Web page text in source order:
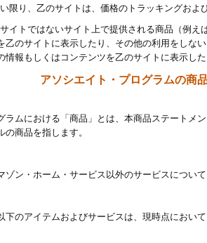
限り、乙のサイトは、価格のトラッキングお
イトではないサイト上で提供される商品（例
乙のサイトに表示したり、その他の利用をしな
情報もしくはコンテンツを乙のサイトに表示し
アソシエイト・プログラムの商
ラムにおける「商品」とは、本商品ステートメ
商品を指します。
ゾン・ホーム・サービス以外のサービスについ
下のアイテムおよびサービスは、現時点におい